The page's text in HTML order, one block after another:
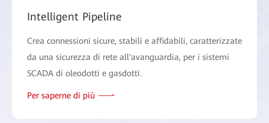
Intelligent Pipeline
Crea connessioni sicure, stabili e affidabili, caratterizzate
da una sicurezza di rete all'avanguardia, per i sistemi
SCADA di oleodotti e gasdotti.
Per saperne di più